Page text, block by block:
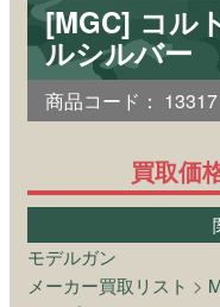
[MGC] コル
ルシルバー
商品コード： 13317
買取価
モデルガン
メーカー買取リスト >